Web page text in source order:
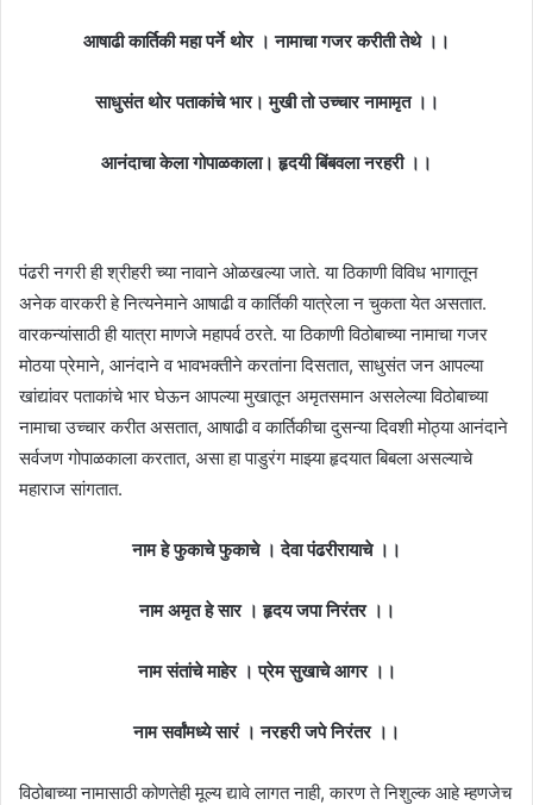
आषाढी कार्तिकी महा पर्ने थोर । नामाचा गजर करीती तेथे ।।
साधुसंत थोर पताकांचे भार। मुखी तो उच्चार नामामृत ।।
आनंदाचा केला गोपाळकाला। हृदयी बिंबवला नरहरी ।।
पंढरी नगरी ही श्रीहरी च्या नावाने ओळखल्या जाते. या ठिकाणी विविध भागातून
अनेक वारकरी हे नित्यनेमाने आषाढी व कार्तिकी यात्रेला न चुकता येत असतात.
वारकन्यांसाठी ही यात्रा माणजे महापर्व ठरते. या ठिकाणी विठोबाच्या नामाचा गजर
मोठया प्रेमाने, आनंदाने व भावभक्तीने करतांना दिसतात, साधुसंत जन आपल्या
खांद्यांवर पताकांचे भार घेऊन आपल्या मुखातून अमृतसमान असलेल्या विठोबाच्या
नामाचा उच्चार करीत असतात, आषाढी व कार्तिकीचा दुसन्या दिवशी मोठ्या आनंदाने
सर्वजण गोपाळकाला करतात, असा हा पाडुरंग माझ्या हृदयात बिबला असल्याचे
महाराज सांगतात.
नाम हे फुकाचे फुकाचे । देवा पंढरीरायाचे ।।
नाम अमृत हे सार । हृदय जपा निरंतर ।।
नाम संतांचे माहेर । प्रेम सुखाचे आगर ।।
नाम सर्वांमध्ये सारं । नरहरी जपे निरंतर ।।
विठोबाच्या नामासाठी कोणतेही मूल्य द्यावे लागत नाही, कारण ते निशुल्क आहे म्हणजेच